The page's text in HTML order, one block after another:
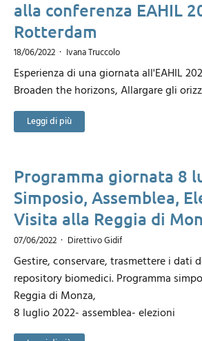
alla conferenza EAHIL
Rotterdam
18/06/2022 Ivana Truccolo
Esperienza di una giornata all'EAHIL
Broaden the horizons, Allargare gli
Leggi di più
Programma giornata 8
Simposio, Assemblea,
Visita alla Reggia di
07/06/2022 Direttivo Gidif
Gestire, conservare, trasmettere i dati
repository biomedici. Programma
Reggia di Monza,
8 luglio 2022- assemblea- elezioni